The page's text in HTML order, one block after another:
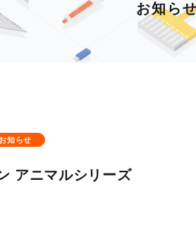
お知ら
知らせ
アニマルシリーズ